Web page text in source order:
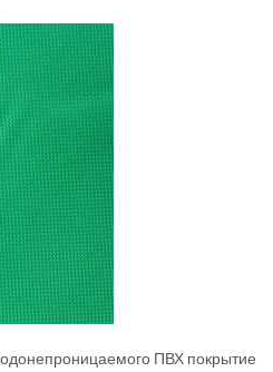
ПВХ покрытие